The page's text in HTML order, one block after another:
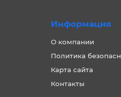
Информация
О компании
Политика
Карта сайта
Контакты